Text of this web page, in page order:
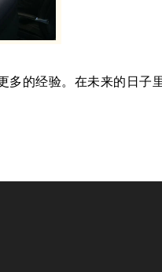
的经验。在未来的日子